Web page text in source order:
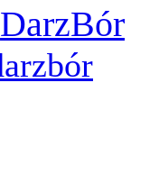
DarzBór